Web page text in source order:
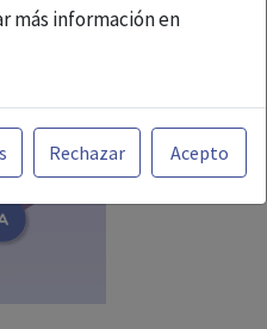
más información en
la Página Web está
español y, por
sanitarios legalmente
medicamentos
técnica de los
informativo,
Rechazar Acepto